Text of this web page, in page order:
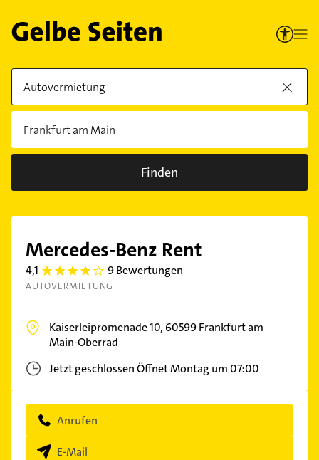
Finden
Mercedes-Benz Rent
4,1 4.1 9 Bewertungen
AUTOVERMIETUNG
Kaiserleipromenade 10, 60599Frankfurt am
Main-Oberrad
Jetzt geschlossenÖffnet Montag um 07:00
Anrufen
E-Mail